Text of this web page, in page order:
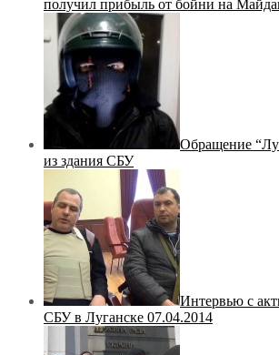
получил прибыль от бойни на
Обращение
из здания СБУ
Интервью с
СБУ в Луганске 07.04.2014